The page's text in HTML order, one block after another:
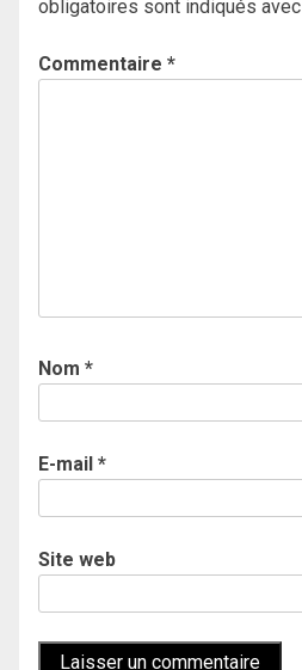
obligatoires sont indiqués avec
Commentaire *
Nom *
E-mail *
Site web